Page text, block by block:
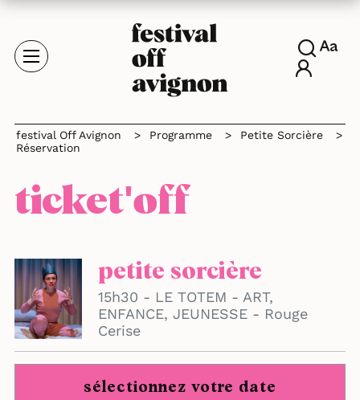
festival Off Avignon > Programme > Petite Sorcière
>
Réservation
ticket'off
petite sorcière
15h30 - LE TOTEM - ART,
ENFANCE, JEUNESSE - Rouge
Cerise
sélectionnez votre date